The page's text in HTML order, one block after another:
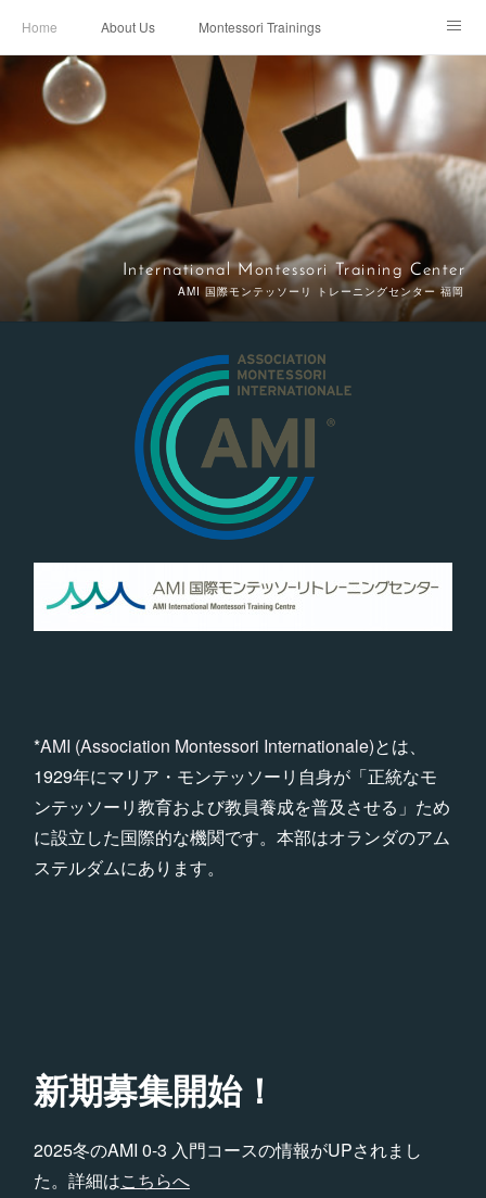
Home About Us Montessori Trainings
AMI 3-6 Diploma Course AMI 3-6 Orientation Course
AMI 0-3 Diploma Course 0-6 Refresher Course
AMI 0-3 Orientation CourseFaculty Work Shops & Seminars
受講者の声 Facilities 求人案内
International Montessori Training Center
AMI 国際モンテッソーリ トレーニングセンター 福岡
*AMI (Association Montessori Internationale)とは、
1929年にマリア・モンテッソーリ自身が「正統なモ
ンテッソーリ教育および教員養成を普及させる」ため
に設立した国際的な機関です。本部はオランダのアム
ステルダムにあります。
新期募集開始！
2025冬のAMI 0-3 入門コースの情報がUPされまし
た。詳細はこちらへ